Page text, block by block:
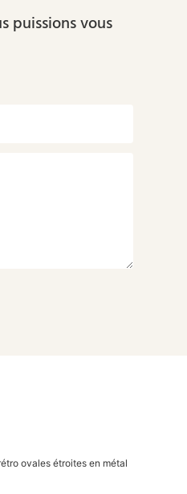
puissions vous